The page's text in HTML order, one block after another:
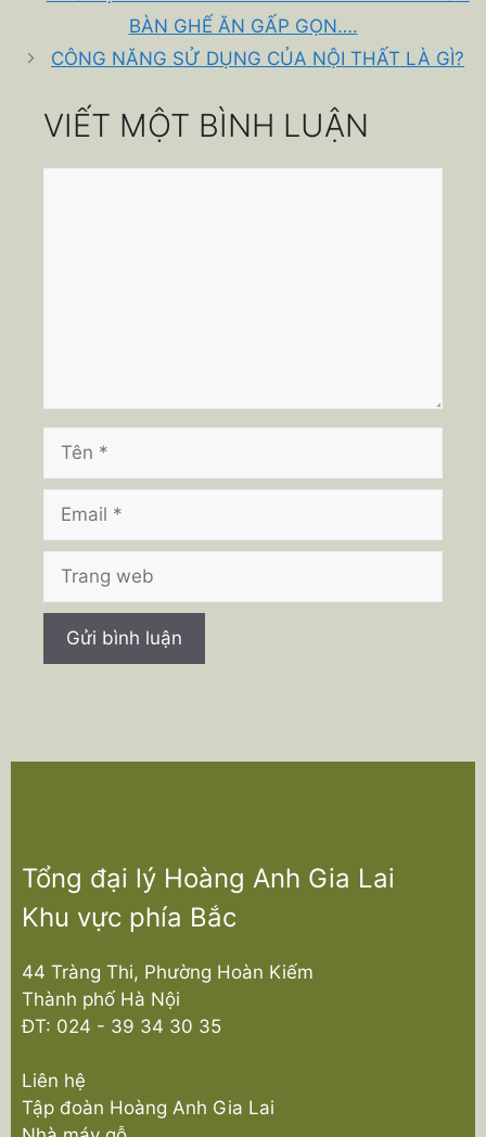
BÀN GHẾ ĂN GẤP GỌN….
CÔNG NĂNG SỬ DỤNG CỦA NỘI THẤT LÀ GÌ?
VIẾT MỘT BÌNH LUẬN
web
Tổng đại lý Hoàng Anh Gia Lai
Khu vực phía Bắc
44 Tràng Thi, Phường Hoàn Kiếm
Thành phố Hà Nội
ĐT: 024 - 39 34 30 35
Liên hệ
Tập đoàn Hoàng Anh Gia Lai